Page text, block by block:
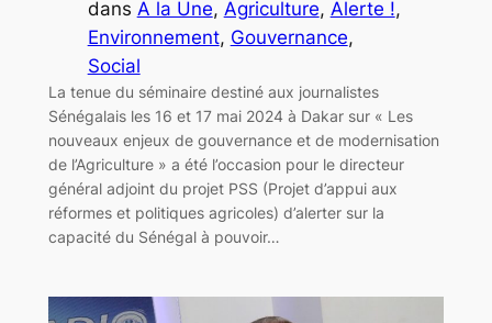
dans A la Une, Agriculture, Alerte !
Environnement, Gouvernance
Social
La tenue du séminaire destiné aux journalistes
Sénégalais les 16 et 17 mai 2024 à Dakar sur « Les
nouveaux enjeux de gouvernance et de modernisation
de l’Agriculture » a été l’occasion pour le directeur
général adjoint du projet PSS (Projet d’appui aux
réformes et politiques agricoles) d’alerter sur la
capacité du Sénégal à pouvoir…